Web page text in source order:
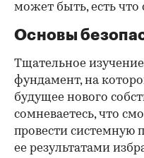
может быть, есть что
Основы
Тщательное
фундамент, на
будущее нового
сомневаетесь, что
провести системную
ее результатами